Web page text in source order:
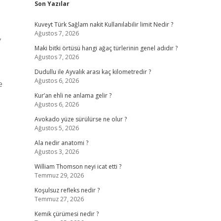
Son Yazılar
Kuveyt Türk Sağlam nakit Kullanılabilir limit Nedir ?
Ağustos 7, 2026
Maki bitki örtüsü hangi ağaç türlerinin genel adıdır ?
Ağustos 7, 2026
Dudullu ile Ayvalık arası kaç kilometredir ?
Ağustos 6, 2026
Kur’an ehli ne anlama gelir ?
Ağustos 6, 2026
Avokado yüze sürülürse ne olur ?
Ağustos 5, 2026
Ala nedir anatomi ?
Ağustos 3, 2026
William Thomson neyi icat etti ?
Temmuz 29, 2026
Koşulsuz refleks nedir ?
Temmuz 27, 2026
Kemik çürümesi nedir ?